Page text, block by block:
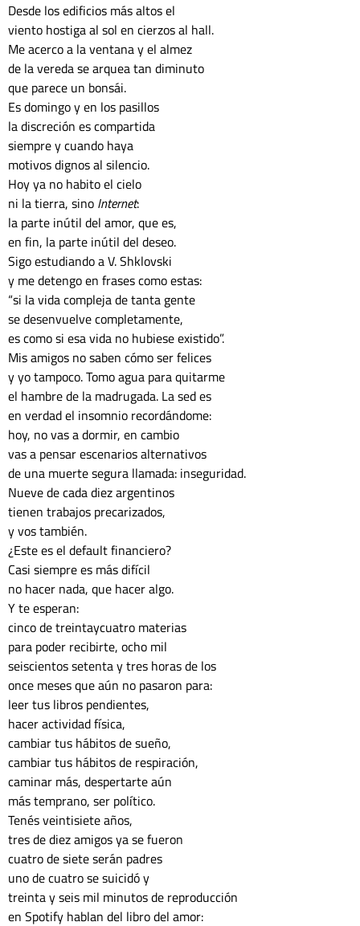
Desde los edificios más altos el
viento hostiga al sol en cierzos al hall.
Me acerco a la ventana y el almez
de la vereda se arquea tan diminuto
que parece un bonsái.
Es domingo y en los pasillos
la discreción es compartida
siempre y cuando haya
motivos dignos al silencio.
Hoy ya no habito el cielo
ni la tierra, sino Internet:
la parte inútil del amor, que es,
en fin, la parte inútil del deseo.
Sigo estudiando a V. Shklovski
y me detengo en frases como estas:
“si la vida compleja de tanta gente
se desenvuelve completamente,
es como si esa vida no hubiese existido”.
Mis amigos no saben cómo ser felices
y yo tampoco. Tomo agua para quitarme
el hambre de la madrugada. La sed es
en verdad el insomnio recordándome:
hoy, no vas a dormir, en cambio
vas a pensar escenarios alternativos
de una muerte segura llamada: inseguridad.
Nueve de cada diez argentinos
tienen trabajos precarizados,
y vos también.
¿Este es el default financiero?
Casi siempre es más difícil
no hacer nada, que hacer algo.
Y te esperan:
cinco de treintaycuatro materias
para poder recibirte, ocho mil
seiscientos setenta y tres horas de los
once meses que aún no pasaron para:
leer tus libros pendientes,
hacer actividad física,
cambiar tus hábitos de sueño,
cambiar tus hábitos de respiración,
caminar más, despertarte aún
más temprano, ser político.
Tenés veintisiete años,
tres de diez amigos ya se fueron
cuatro de siete serán padres
uno de cuatro se suicidó y
treinta y seis mil minutos de reproducción
en Spotify hablan del libro del amor: